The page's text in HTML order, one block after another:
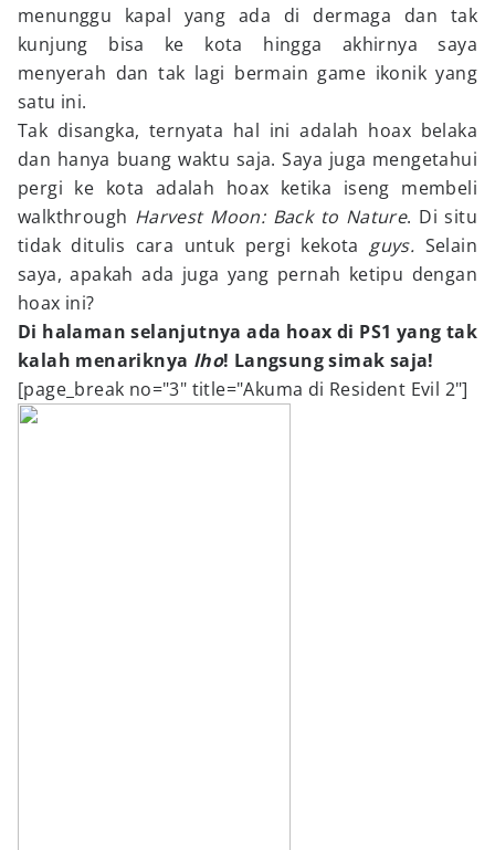
menunggu kapal yang ada di dermaga dan tak
kunjung bisa ke kota hingga akhirnya saya
menyerah dan tak lagi bermain game ikonik yang
satu ini.
Tak disangka, ternyata hal ini adalah hoax belaka
dan hanya buang waktu saja. Saya juga mengetahui
pergi ke kota adalah hoax ketika iseng membeli
walkthrough Harvest Moon: Back to Nature. Di situ
tidak ditulis cara untuk pergi kekota guys. Selain
saya, apakah ada juga yang pernah ketipu dengan
hoax ini?
Di halaman selanjutnya ada hoax di PS1 yang tak
kalah menariknya lho! Langsung simak saja!
[page_break no="3" title="Akuma di Resident Evil 2"]